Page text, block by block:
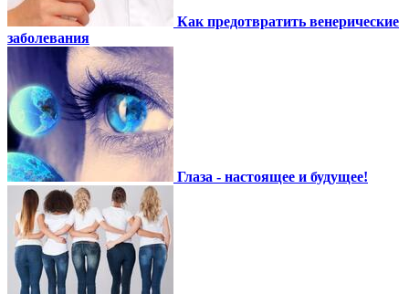
Как предотвратить венерические
заболевания
Глаза - настоящее и будущее!